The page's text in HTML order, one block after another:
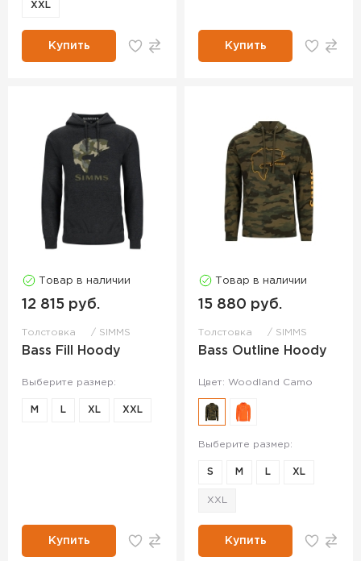
XXL
Купить Купить
Товар в наличии
12 815 руб.
Толстовка SIMMS
Bass Fill Hoody
Выберите размер:
M L XL XXL
Купить
Товар в наличии
15 880 руб.
Толстовка SIMMS
Bass Outline Hoody
Цвет: Woodland Camo
Выберите размер:
S M L XL
XXL
Купить